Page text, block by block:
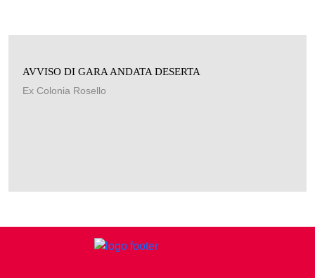
AVVISO DI GARA ANDATA DESERTA
Ex Colonia Rosello